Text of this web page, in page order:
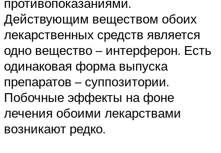
Действующим веществом обоих
лекарственных средств является
одно вещество – интерферон. Есть
одинаковая форма выпуска
препаратов – суппозитории.
Побочные эффекты на фоне
лечения обоими лекарствами
возникают редко.